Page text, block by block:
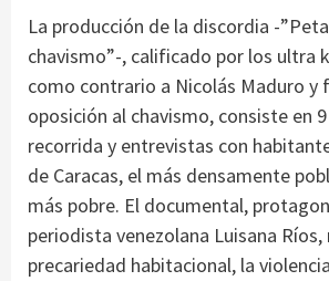
La producción de la discordia -
chavismo”-, calificado por los ultra
como contrario a Nicolás Maduro y
oposición al chavismo, consiste en
recorrida y entrevistas con
de Caracas, el más densamente
más pobre. El documental,
periodista venezolana Luisana
precariedad habitacional, la